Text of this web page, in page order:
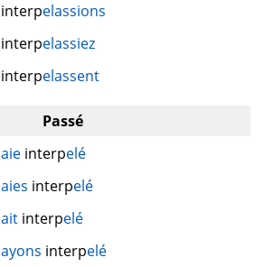
interpelassions
interpelassiez
interpelassent
Passé
aie interpelé
aies interpelé
ait interpelé
ayons interpelé